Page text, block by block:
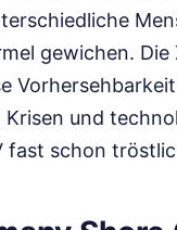
gewichen.
Krisen und
fast schon